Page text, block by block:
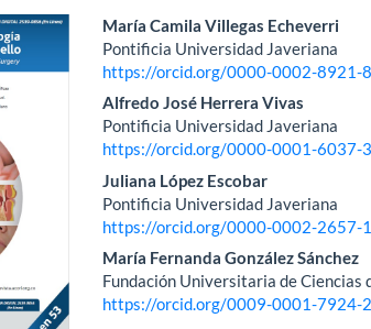
Contenido
principal
del
artículo
María Camila Villegas Echeverri
Pontificia Universidad Javeriana
https://orcid.org/0000-0002-8921-
Alfredo José Herrera Vivas
Pontificia Universidad Javeriana
https://orcid.org/0000-0001-6037-
Juliana López Escobar
Pontificia Universidad Javeriana
https://orcid.org/0000-0002-2657-
María Fernanda González Sánchez
Fundación Universitaria de Ciencias
https://orcid.org/0009-0001-7924-